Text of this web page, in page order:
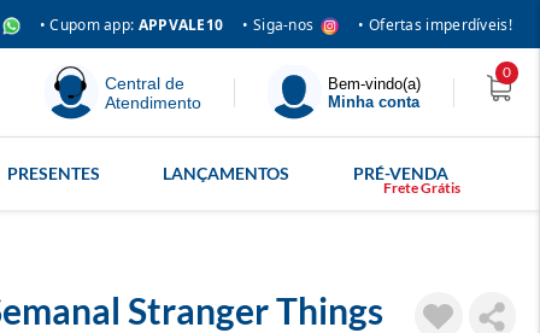
• Cupom app: APPVALE10 • Siga-nos • Ofertas imperdíveis!
Central de
Atendimento
Bem-vindo(a)
Minha conta
0
PRESENTES LANÇAMENTOS PRÉ-VENDA
Stranger Things